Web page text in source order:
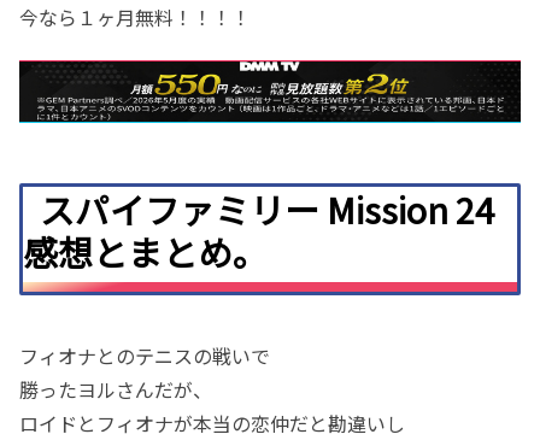
今なら１ヶ月無料！！！！
スパイファミリー Mission 24
感想とまとめ。
フィオナとのテニスの戦いで
勝ったヨルさんだが、
ロイドとフィオナが本当の恋仲だと勘違いし